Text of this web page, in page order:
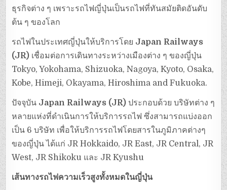
ธุรกิจต่าง ๆ เพราะรถไฟญี่ปุ่นเป็นรถไฟที่ทันสมัยติดอันดับ
ต้น ๆ ของโลก
รถไฟในประเทศญี่ปุ่นให้บริการโดย Japan Railways
(JR) เชื่อมต่อการเดินทางระหว่างเมืองต่าง ๆ ของญี่ปุ่น
Tokyo, Yokohama, Shizuoka, Nagoya, Kyoto, Osaka,
Kobe, Himeji, Okayama, Hiroshima and Fukuoka.
ปัจจุบัน Japan Railways (JR) ประกอบด้วย บริษัทต่าง ๆ
หลายแห่งที่ดำเนินการให้บริการรถไฟ ซึ่งสามารถแบ่งออก
เป็น 6 บริษัท เพื่อให้บริการรถไฟโดยสารในภูมิภาคต่างๆ
ของญี่ปุ่น ได้แก่ JR Hokkaido, JR East, JR Central, JR
West, JR Shikoku และ JR Kyushu
เส้นทางรถไฟความเร็วสูงทั้งหมดในญี่ปุ่น